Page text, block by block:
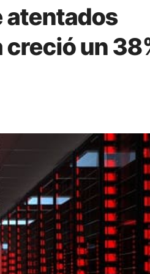
atentados
un